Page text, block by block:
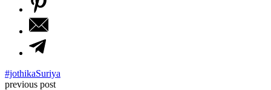
#jothikaSuriya
previous post